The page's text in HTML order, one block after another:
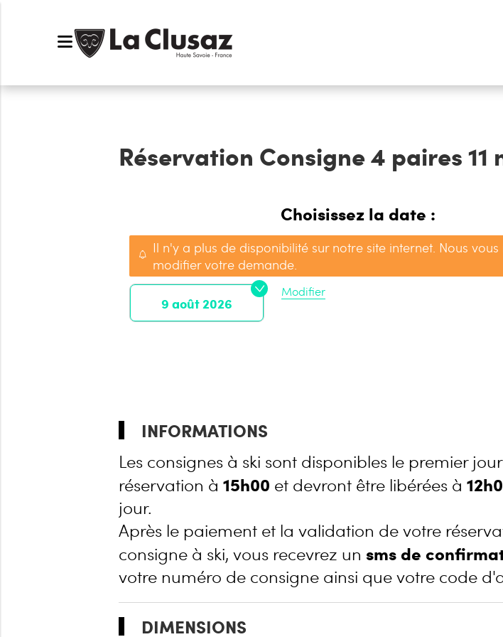
Réservation Consigne 4 paires 11
Choisissez la date :
Il n'y a plus de disponibilité sur notre site internet. Nous vous
modifier votre demande.
9 août 2026
Modifier
INFORMATIONS
Les consignes à ski sont disponibles le premier
réservation à 15h00 et devront être libérées à
jour.
Après le paiement et la validation de votre
consigne à ski, vous recevrez un sms de
votre numéro de consigne ainsi que votre code
DIMENSIONS